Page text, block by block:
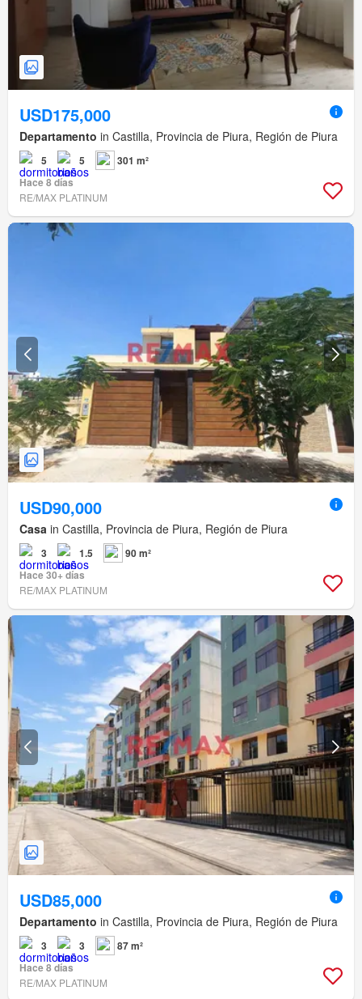
USD175,000
Departamento in Castilla, Provincia de Piura, Región de Piura
5 5
301 m²
Hace 8 días
RE/MAX PLATINUM
USD90,000
Casa in Castilla, Provincia de Piura, Región de Piura
3 1.5
90 m²
Hace 30+ días
RE/MAX PLATINUM
USD85,000
Departamento in Castilla, Provincia de Piura, Región de Piura
3 3
87 m²
Hace 8 días
RE/MAX PLATINUM